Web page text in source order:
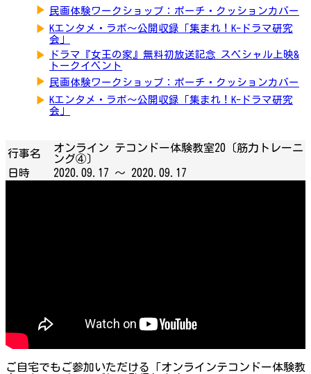
▶ 民画体験ワークショップ：ポーチ・クッションカバー
▶ Kエンタメ・ラボ～公開収録「集まれ！K-ドラマ研究
会」
▶
ドラマ『女王の家』無料初放送記念 スペシャル上映&
トークイベント
▶ 民画体験ワークショップ：ポーチ・クッションカバー
▶ Kエンタメ・ラボ～公開収録「集まれ！K-ドラマ研究
会」
行事名
オンライン テコンドー体験教室20〔筋力トレーニ
ング④〕
日時
2020.09.17 ～ 2020.09.17
ご自宅でもご参加いただける「オンラインテコンドー体験教